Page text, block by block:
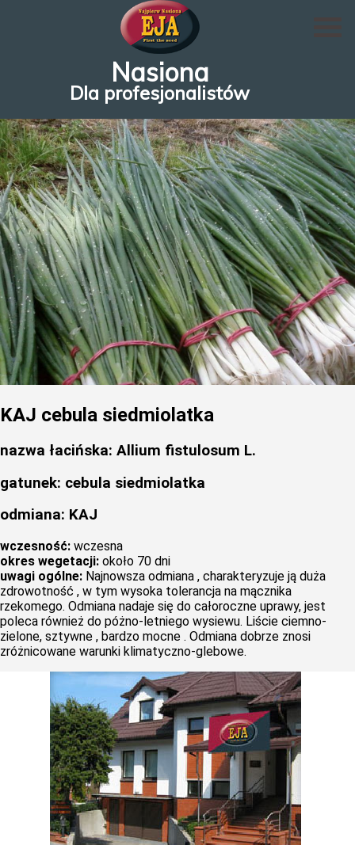
Nasiona
Dla profesjonalistów
KAJ cebula siedmiolatka
nazwa łacińska: Allium fistulosum L.
gatunek: cebula siedmiolatka
odmiana: KAJ
wczesność: wczesna
okres wegetacji: około 70 dni
uwagi ogólne: Najnowsza odmiana , charakteryzuje ją duża
zdrowotność , w tym wysoka tolerancja na mącznika
rzekomego. Odmiana nadaje się do całoroczne uprawy, jest
poleca również do póżno-letniego wysiewu. Liście ciemno-
zielone, sztywne , bardzo mocne . Odmiana dobrze znosi
zróżnicowane warunki klimatyczno-glebowe.